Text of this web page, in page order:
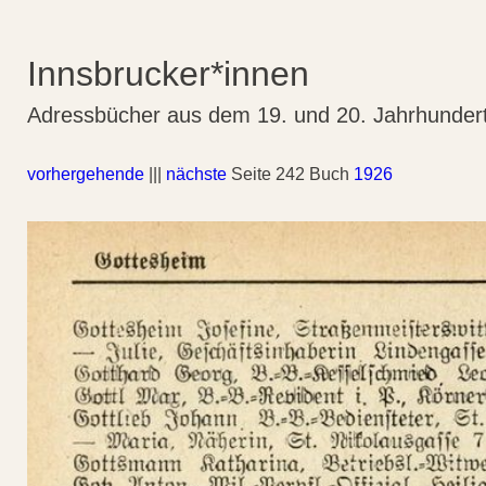
Innsbrucker*innen
Adressbücher aus dem 19. und 20.
vorhergehende nächste Seite 242 Buch 1926